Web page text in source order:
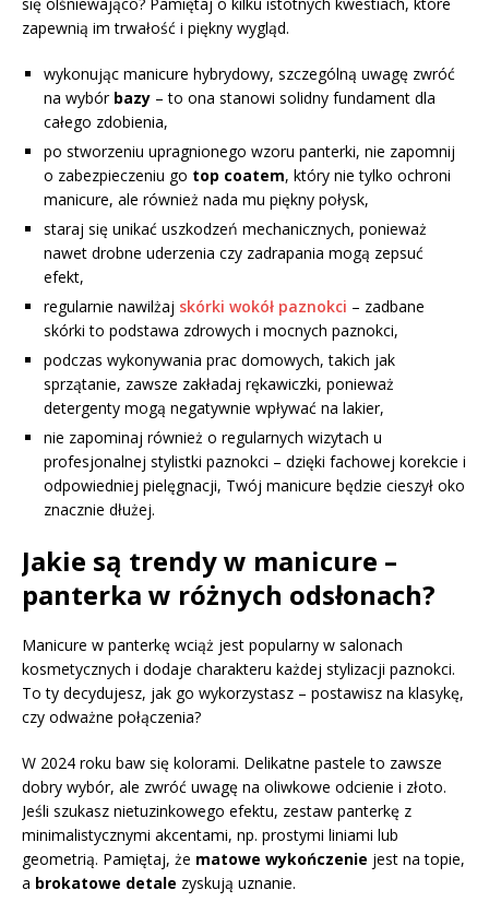
zapewnią im trwałość i piękny wygląd.
wykonując manicure hybrydowy, szczególną uwagę zwróć
na wybór bazy – to ona stanowi solidny fundament dla
całego zdobienia,
po stworzeniu upragnionego wzoru panterki, nie zapomnij
o zabezpieczeniu go top coatem, który nie tylko ochroni
manicure, ale również nada mu piękny połysk,
staraj się unikać uszkodzeń mechanicznych, ponieważ
nawet drobne uderzenia czy zadrapania mogą zepsuć
efekt,
regularnie nawilżaj skórki wokół paznokci – zadbane
skórki to podstawa zdrowych i mocnych paznokci,
podczas wykonywania prac domowych, takich jak
sprzątanie, zawsze zakładaj rękawiczki, ponieważ
detergenty mogą negatywnie wpływać na lakier,
nie zapominaj również o regularnych wizytach u
profesjonalnej stylistki paznokci – dzięki fachowej korekcie i
odpowiedniej pielęgnacji, Twój manicure będzie cieszył oko
znacznie dłużej.
Jakie są trendy w manicure –
panterka w różnych odsłonach?
Manicure w panterkę wciąż jest popularny w salonach
kosmetycznych i dodaje charakteru każdej stylizacji paznokci.
To ty decydujesz, jak go wykorzystasz – postawisz na klasykę,
czy odważne połączenia?
W 2024 roku baw się kolorami. Delikatne pastele to zawsze
dobry wybór, ale zwróć uwagę na oliwkowe odcienie i złoto.
Jeśli szukasz nietuzinkowego efektu, zestaw panterkę z
minimalistycznymi akcentami, np. prostymi liniami lub
geometrią. Pamiętaj, że matowe wykończenie jest na topie,
a brokatowe detale zyskują uznanie.